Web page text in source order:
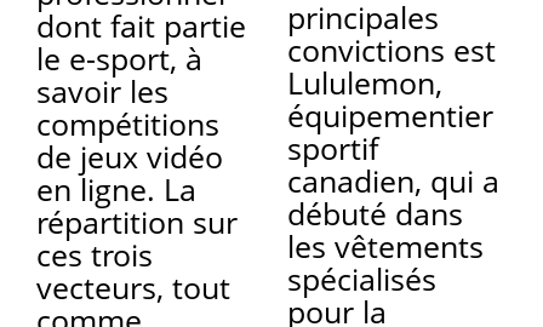
dont fait partie
le e-sport, à
savoir les
compétitions
de jeux vidéo
en ligne. La
répartition sur
ces trois
vecteurs, tout
principales
convictions est
Lululemon,
équipementier
sportif
canadien, qui a
débuté dans
les vêtements
spécialisés
pour la